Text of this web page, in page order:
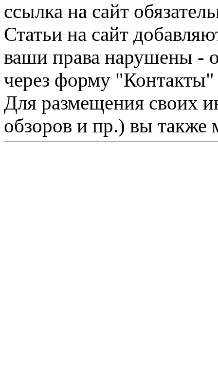
ссылка на сайт
Статьи на сайт
ваши права нарушены -
через форму "Контакты"
Для размещения своих
обзоров и пр.) вы также